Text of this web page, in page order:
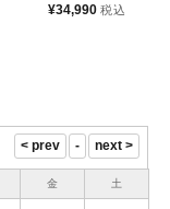
¥34,990 税込
金 土